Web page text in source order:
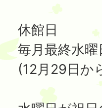
休館日
毎月最終水
(12月29日か